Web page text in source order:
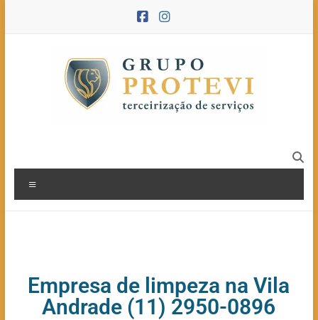
Empresa de limpeza na Vila
Andrade (11) 2950-0896